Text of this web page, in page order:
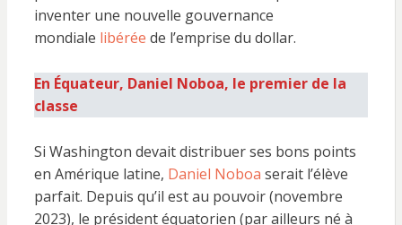
inventer une nouvelle gouvernance
mondiale libérée de l’emprise du dollar.
En Équateur, Daniel Noboa, le premier de la
classe
Si Washington devait distribuer ses bons points
en Amérique latine, Daniel Noboa serait l’élève
parfait. Depuis qu’il est au pouvoir (novembre
2023), le président équatorien (par ailleurs né à